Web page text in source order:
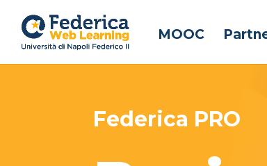
MOOC
Federica PRO